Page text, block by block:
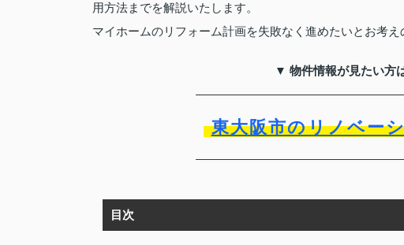
用方法までを解説いたします。
マイホームのリフォーム計画を失敗なく進めたいとお考
▼ 物件情報が見たい方
東大阪市のリノベー
目次